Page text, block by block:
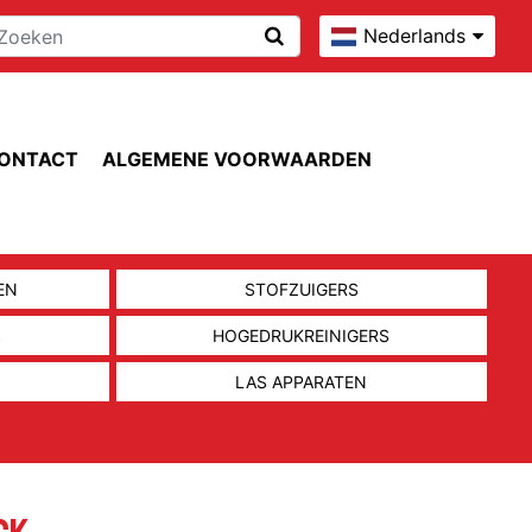
Nederlands
ALGEMENE VOORWAARDEN
STOFZUIGERS
HOGEDRUKREINIGERS
LAS APPARATEN